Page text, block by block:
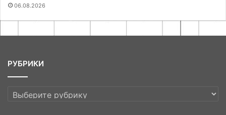
06.08.2026
РУБРИКИ
РУБРИКИ